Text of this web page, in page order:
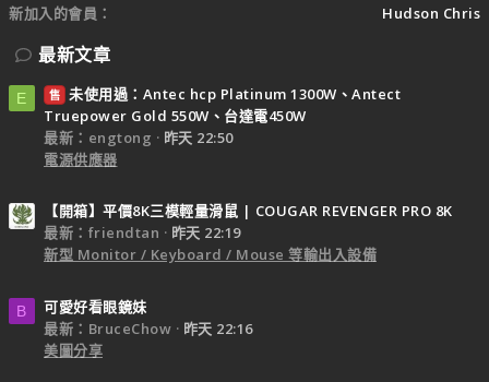
新加入的會員
Hudson Chris
最新文章
E 售 未使用過：Antec hcp Platinum 1300W、Antect
Truepower Gold 550W、台達電450W
最新：engtong
昨天 22:50
電源供應器
【開箱】平價8K三模輕量滑鼠 | COUGAR REVENGER PRO 8K
最新：friendtan
昨天 22:19
新型 Monitor / Keyboard / Mouse 等輸出入設備
B
可愛好看眼鏡妹
最新：BruceChow
昨天 22:16
美圖分享